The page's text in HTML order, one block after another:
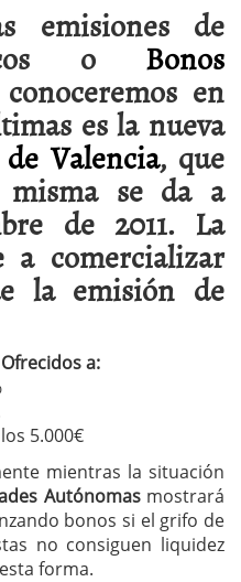
emisiones de
o Bonos
en
es la nueva
Valencia, que
se da a
de 2011. La
a comercializar
la emisión de
a:
5.000€
mientras la situación
Autónomas mostrará
bonos si el grifo de
no consiguen liquidez
forma.